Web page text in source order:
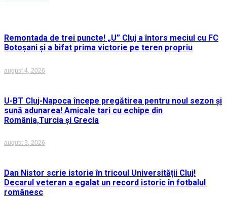
Remontada de trei puncte! „U” Cluj a întors meciul cu FC
Botoșani și a bifat prima victorie pe teren propriu
august 4, 2026
U-BT Cluj-Napoca începe pregătirea pentru noul sezon și
sună adunarea! Amicale tari cu echipe din
România,Turcia și Grecia
august 3, 2026
Dan Nistor scrie istorie în tricoul Universității Cluj!
Decarul veteran a egalat un record istoric în fotbalul
românesc